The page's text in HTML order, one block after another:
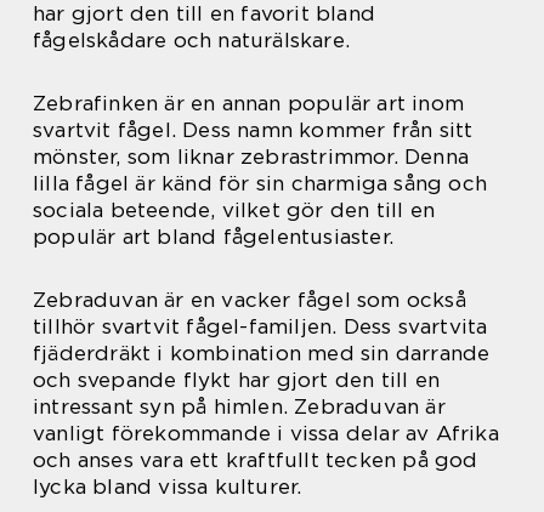
har gjort den till en favorit bland
fågelskådare och naturälskare.
Zebrafinken är en annan populär art inom
svartvit fågel. Dess namn kommer från sitt
mönster, som liknar zebrastrimmor. Denna
lilla fågel är känd för sin charmiga sång och
sociala beteende, vilket gör den till en
populär art bland fågelentusiaster.
Zebraduvan är en vacker fågel som också
tillhör svartvit fågel-familjen. Dess svartvita
fjäderdräkt i kombination med sin darrande
och svepande flykt har gjort den till en
intressant syn på himlen. Zebraduvan är
vanligt förekommande i vissa delar av Afrika
och anses vara ett kraftfullt tecken på god
lycka bland vissa kulturer.